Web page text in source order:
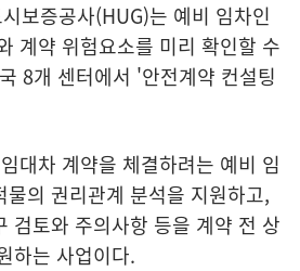
보증공사(HUG)는 예비 임차인
계약 위험요소를 미리 확인할 수
8개 센터에서 '안전계약 컨설팅
대차 계약을 체결하려는 예비 임
의 권리관계 분석을 지원하고,
검토와 주의사항 등을 계약 전 상
하는 사업이다.